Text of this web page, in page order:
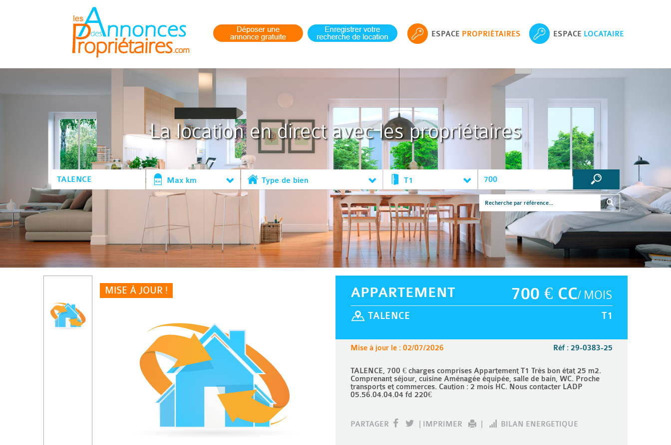
ESPACE PROPRIÉTAIRES ESPACE LOCATAIRE
La location en direct avec les propriétaires
Max km Type de bien T1
MISE À JOUR ! 700 € CC/ MOIS
APPARTEMENT
T1
TALENCE
Réf : 29-0383-25
Mise à jour le : 02/07/2026
TALENCE, 700 € charges comprises Appartement T1 Très bon état 25 m2.
Comprenant séjour, cuisine Aménagée équipée, salle de bain, WC. Proche
transports et commerces. Caution : 2 mois HC. Nous contacter LADP
05.56.04.04.04 fd 220€
PARTAGER IMPRIMER BILAN ENERGETIQUE